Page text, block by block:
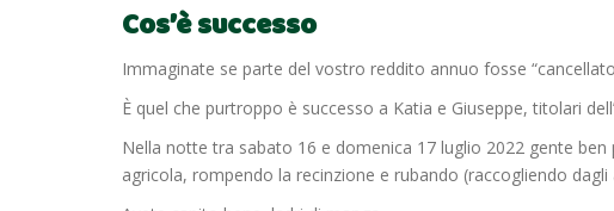
Cos’è successo
Immaginate se parte del vostro reddito annuo fosse
È quel che purtroppo è successo a Katia e Giuseppe, titolari
Nella notte tra sabato 16 e domenica 17 luglio 2022 gente
agricola, rompendo la recinzione e rubando (raccogliendo dagli